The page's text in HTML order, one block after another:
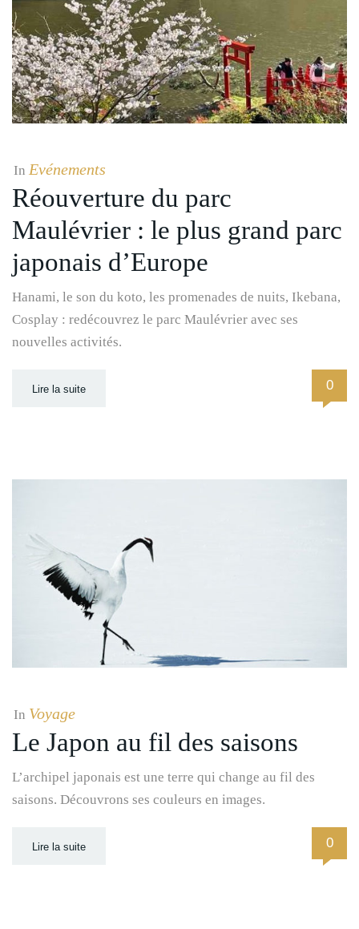
In Evénements
Réouverture du parc
Maulévrier : le plus grand parc
japonais d’Europe
Hanami, le son du koto, les promenades de nuits, Ikebana,
Cosplay : redécouvrez le parc Maulévrier avec ses
nouvelles activités.
Lire la suite 0
In Voyage
Le Japon au fil des saisons
L’archipel japonais est une terre qui change au fil des
saisons. Découvrons ses couleurs en images.
Lire la suite 0